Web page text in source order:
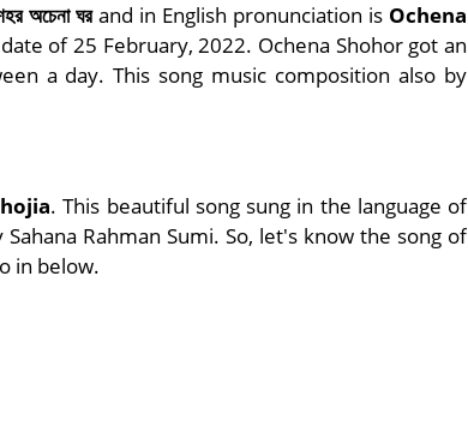
অচেনা ঘরand in English pronunciation is Ochena
of 25 February, 2022. Ochena Shohor got an
a day. This song music composition also by
. This beautiful song sung in the language of
Rahman Sumi. So, let's know the song of
in below.